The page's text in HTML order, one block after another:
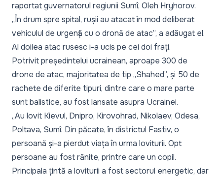
raportat guvernatorul regiunii Sumî, Oleh Hryhorov.
„În drum spre spital, rușii au atacat în mod deliberat
vehiculul de urgență cu o dronă de atac”, a adăugat el.
Al doilea atac rusesc i-a ucis pe cei doi frați.
Potrivit președintelui ucrainean, aproape 300 de
drone de atac, majoritatea de tip „Shahed”, și 50 de
rachete de diferite tipuri, dintre care o mare parte
sunt balistice, au fost lansate asupra Ucrainei.
„Au lovit Kievul, Dnipro, Kirovohrad, Nikolaev, Odesa,
Poltava, Sumî. Din păcate, în districtul Fastiv, o
persoană și-a pierdut viața în urma loviturii. Opt
persoane au fost rănite, printre care un copil.
Principala țintă a loviturii a fost sectorul energetic, dar